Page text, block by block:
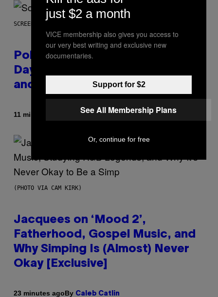
SCREENSHOT: POKEMON GO
Pokémon GO Fire and Ice Hatch
Day Event Guide – All Bonuses
and Special Hatches
11 minutes ago Denny Connolly
(PHOTO VIA CAM KIRK)
Jacquees on ‘Mood 2’,
Fatherhood, Gospel Music, and
Why Simping Is (Almost) Never
Okay [Exclusive]
23 minutes agoBy Caleb Catlin
just $2 a month
VICE membership also gives you access to
our very best writing and exclusive new
documentaries.
Support for $2
See All Membership Plans
Or, continue for free